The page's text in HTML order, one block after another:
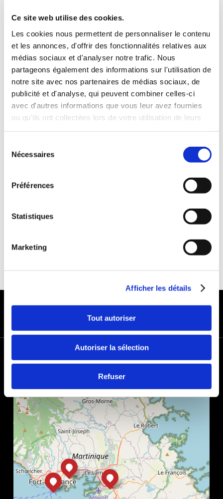
Ce site web utilise des cookies.
Les cookies nous permettent de personnaliser le contenu
et les annonces, d'offrir des fonctionnalités relatives aux
médias sociaux et d'analyser notre trafic. Nous
partageons également des informations sur l'utilisation de
notre site avec nos partenaires de médias sociaux, de
publicité et d'analyse, qui peuvent combiner celles-ci
avec d'autres informations que vous leur avez fournies
ou qu'ils ont collectées lors de votre utilisation de leurs
Nécessaires
Préférences
Statistiques
Marketing
Afficher les détails
Tout autoriser
Autoriser la sélection
Refuser
INCLUS À LA LOCATION
Killométrage illimité
Assurance tous risques (hors franchise)
Carburant : plein à rendre plein
CONDITIONS DE LOCATION
ASSURANCE
Franchise :1000 €